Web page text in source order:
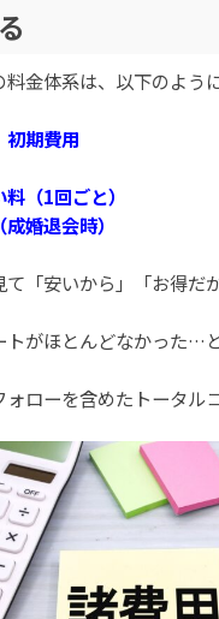
金体系は、以下のよう
期費用
（1回ごと）
婚退会時）
「安いから」「お得だ
トがほとんどなかった…
ォローを含めたトータル